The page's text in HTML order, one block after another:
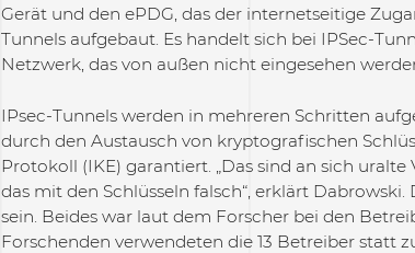
Gerät und den ePDG, das der internetseitige
Tunnels aufgebaut. Es handelt sich bei IPSec-
Netzwerk, das von außen nicht eingesehen
IPsec-Tunnels werden in mehreren Schritten
durch den Austausch von kryptografischen
Protokoll (IKE) garantiert. „Das sind an sich
das mit den Schlüsseln falsch“, erklärt
sein. Beides war laut dem Forscher bei den
Forschenden verwendeten die 13 Betreiber statt